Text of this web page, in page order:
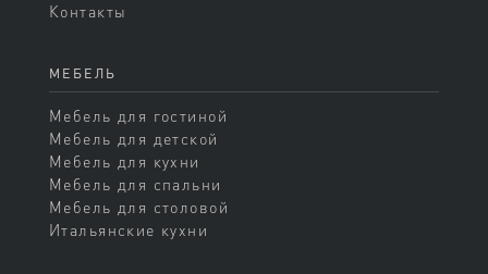
Контакты
МЕБЕЛЬ
Мебель для гостиной
Мебель для детской
Мебель для кухни
Мебель для спальни
Мебель для столовой
Итальянские кухни